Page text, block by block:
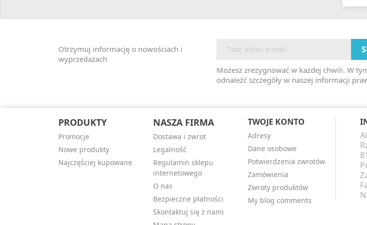
Otrzymuj informację o nowościach i
wyprzedażach
Możesz zrezygnować w każdej chwili. W
odnaleźć szczegóły w naszej informacji
PRODUKTY
Promocje
Nowe produkty
Najczęściej kupowane
NASZA FIRMA
Dostawa i zwrot
Legalność
Regulamin sklepu
internetowego
O nas
Bezpieczne płatności
Skontaktuj się z nami
TWOJE KONTO
Adresy
Dane osobowe
Potwierdzenia zwrotów
Zamówienia
Zwroty produktów
My blog comments